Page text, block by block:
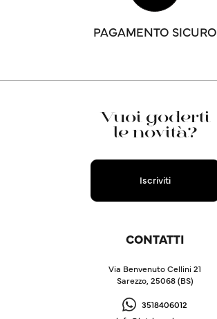
PAGAMENTO SICURO
Vuoi goderti
le novità?
Iscriviti
CONTATTI
Via Benvenuto Cellini 21
Sarezzo, 25068 (BS)
3518406012